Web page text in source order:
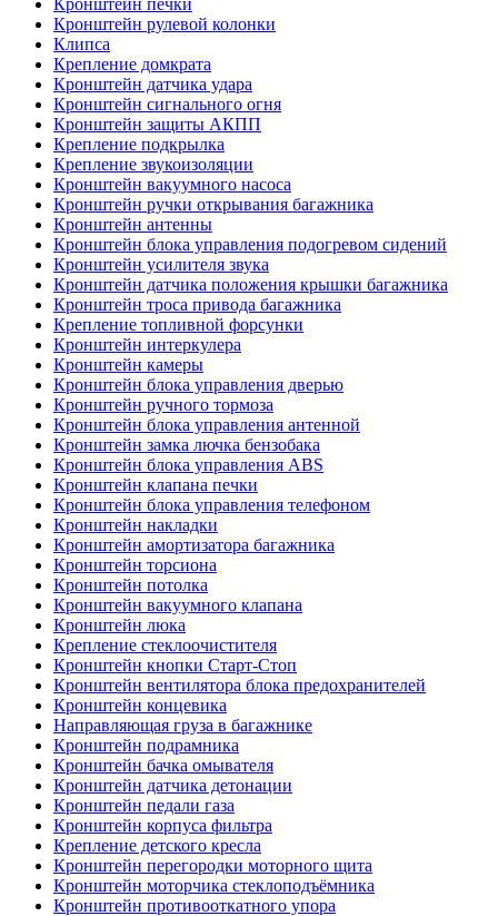
Кронштейн рулевой колонки
Клипса
Крепление домкрата
Кронштейн датчика удара
Кронштейн сигнального огня
Кронштейн защиты АКПП
Крепление подкрылка
Крепление звукоизоляции
Кронштейн вакуумного насоса
Кронштейн ручки открывания багажника
Кронштейн антенны
Кронштейн блока управления подогревом сидений
Кронштейн усилителя звука
Кронштейн датчика положения крышки багажника
Кронштейн троса привода багажника
Крепление топливной форсунки
Кронштейн интеркулера
Кронштейн камеры
Кронштейн блока управления дверью
Кронштейн ручного тормоза
Кронштейн блока управления антенной
Кронштейн замка лючка бензобака
Кронштейн блока управления ABS
Кронштейн клапана печки
Кронштейн блока управления телефоном
Кронштейн накладки
Кронштейн амортизатора багажника
Кронштейн торсиона
Кронштейн потолка
Кронштейн вакуумного клапана
Кронштейн люка
Крепление стеклоочистителя
Кронштейн кнопки Старт-Стоп
Кронштейн вентилятора блока предохранителей
Кронштейн концевика
Направляющая груза в багажнике
Кронштейн подрамника
Кронштейн бачка омывателя
Кронштейн датчика детонации
Кронштейн педали газа
Кронштейн корпуса фильтра
Крепление детского кресла
Кронштейн перегородки моторного щита
Кронштейн моторчика стеклоподъёмника
Кронштейн противооткатного упора